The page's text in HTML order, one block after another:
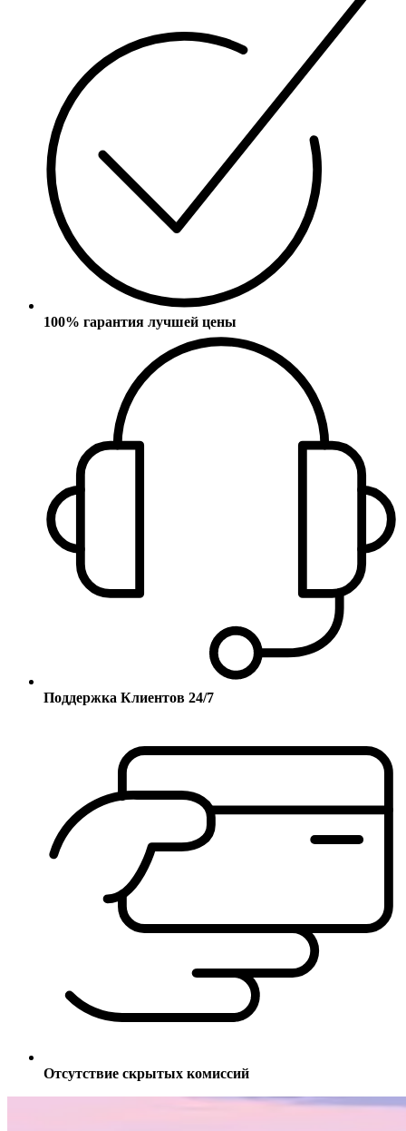
100% гарантия лучшей цены
Поддержка Клиентов 24/7
Отсутствие скрытых комиссий